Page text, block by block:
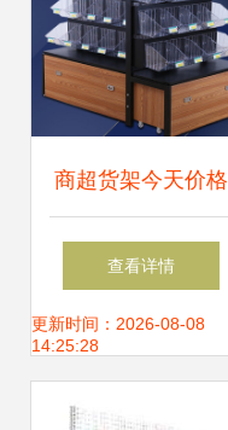
商超货架今天价格
行情查询-尺寸式样
可选颜色货架
查看详情
更新时间：2026-08-08
14:25:28